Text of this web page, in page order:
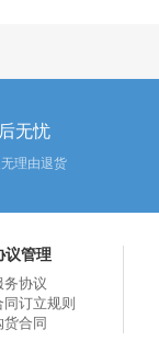
无忧
理由退货
议管理
务协议
同订立规则
货合同